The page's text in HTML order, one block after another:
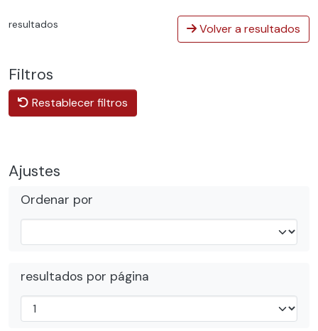
resultados Volver a resultados
Filtros
Restablecer filtros
Ajustes
Ordenar por
resultados por página